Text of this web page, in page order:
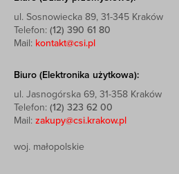
ul. Sosnowiecka 89, 31-345 Kraków
Telefon: (12) 390 61 80
Mail: kontakt@csi.pl
Biuro (Elektronika użytkowa):
ul. Jasnogórska 69, 31-358 Kraków
Telefon: (12) 323 62 00
Mail: zakupy@csi.krakow.pl
woj. małopolskie